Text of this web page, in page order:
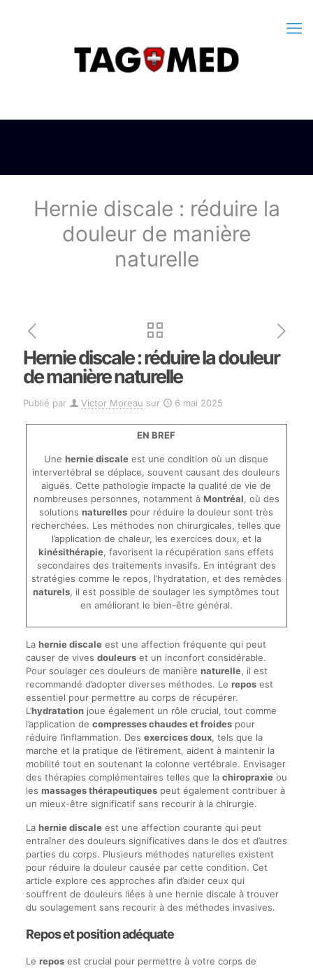
Hernie discale : réduire la
douleur de manière
naturelle
Hernie discale : réduire la douleur
de manière naturelle
Publié par Victor Moreau sur 6 mai 2025
EN BREF
Unehernie discale est une condition où un disque
intervertébral se déplace, souvent causant des douleurs
aiguës. Cette pathologie impacte la qualité de vie de
nombreuses personnes, notamment à Montréal, où des
solutionsnaturelles pour réduire la douleur sont très
recherchées. Les méthodes non chirurgicales, telles que
l’application de chaleur, les exercices doux, et la
kinésithérapie, favorisent la récupération sans effets
secondaires des traitements invasifs. En intégrant des
stratégies comme le repos, l’hydratation, et des remèdes
naturels, il est possible de soulager les symptômes tout
en améliorant le bien-être général.
La hernie discaleest une affection fréquente qui peut
causer de vives douleurset un inconfort considérable.
Pour soulager ces douleurs de manière naturelle, il est
recommandé d’adopter diverses méthodes. Le reposest
essentiel pour permettre au corps de récupérer.
L’hydratationjoue également un rôle crucial, tout comme
l’application de compresses chaudes et froidespour
réduire l’inflammation. Des exercices doux, tels que la
marche et la pratique de l’étirement, aident à maintenir la
mobilité tout en soutenant la colonne vertébrale. Envisager
des thérapies complémentaires telles que la chiropraxieou
les massages thérapeutiquespeut également contribuer à
un mieux-être significatif sans recourir à la chirurgie.
La hernie discaleest une affection courante qui peut
entraîner des douleurs significatives dans le dos et d’autres
parties du corps. Plusieurs méthodes naturelles existent
pour réduire la douleur causée par cette condition. Cet
article explore ces approches afin d’aider ceux qui
souffrent de douleurs liées à une hernie discale à trouver
du soulagement sans recourir à des méthodes invasives.
Repos et position adéquate
Le reposest crucial pour permettre à votre corps de